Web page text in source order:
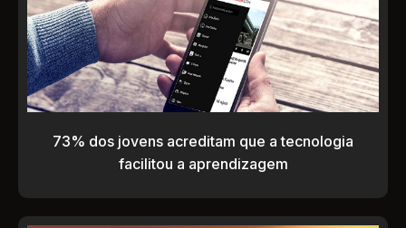
73% dos jovens acreditam que a tecnologia
facilitou a aprendizagem